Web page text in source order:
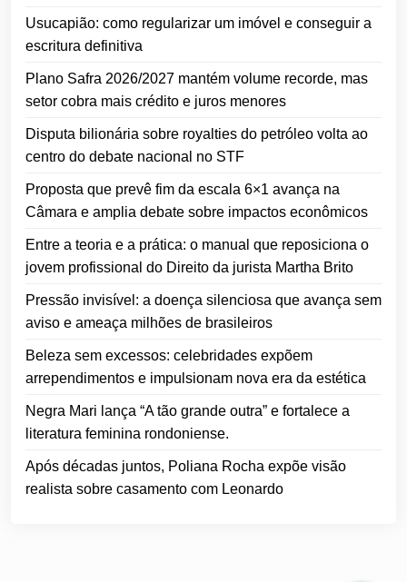
Usucapião: como regularizar um imóvel e conseguir a
escritura definitiva
Plano Safra 2026/2027 mantém volume recorde, mas
setor cobra mais crédito e juros menores
Disputa bilionária sobre royalties do petróleo volta ao
centro do debate nacional no STF
Proposta que prevê fim da escala 6×1 avança na
Câmara e amplia debate sobre impactos econômicos
Entre a teoria e a prática: o manual que reposiciona o
jovem profissional do Direito da jurista Martha Brito
Pressão invisível: a doença silenciosa que avança sem
aviso e ameaça milhões de brasileiros
Beleza sem excessos: celebridades expõem
arrependimentos e impulsionam nova era da estética
Negra Mari lança “A tão grande outra” e fortalece a
literatura feminina rondoniense.
Após décadas juntos, Poliana Rocha expõe visão
realista sobre casamento com Leonardo